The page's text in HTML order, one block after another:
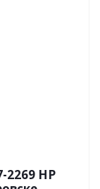
2269 HP